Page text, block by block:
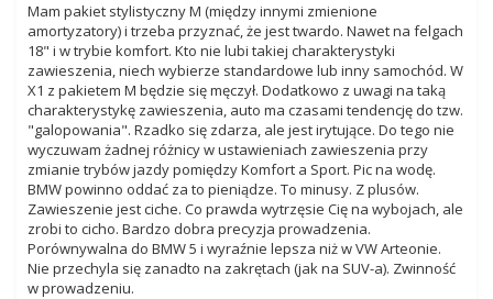
Mam pakiet stylistyczny M (między innymi zmienione
amortyzatory) i trzeba przyznać, że jest twardo. Nawet na felgach
18" i w trybie komfort. Kto nie lubi takiej charakterystyki
zawieszenia, niech wybierze standardowe lub inny samochód. W
X1 z pakietem M będzie się męczył. Dodatkowo z uwagi na taką
charakterystykę zawieszenia, auto ma czasami tendencję do tzw.
"galopowania". Rzadko się zdarza, ale jest irytujące. Do tego nie
wyczuwam żadnej różnicy w ustawieniach zawieszenia przy
zmianie trybów jazdy pomiędzy Komfort a Sport. Pic na wodę.
BMW powinno oddać za to pieniądze. To minusy. Z plusów.
Zawieszenie jest ciche. Co prawda wytrzęsie Cię na wybojach, ale
zrobi to cicho. Bardzo dobra precyzja prowadzenia.
Porównywalna do BMW 5 i wyraźnie lepsza niż w VW Arteonie.
Nie przechyla się zanadto na zakrętach (jak na SUV-a). Zwinność
w prowadzeniu.